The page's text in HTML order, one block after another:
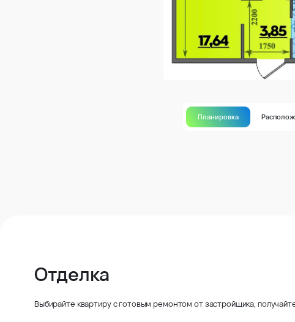
Планировка
Отделка
Выбирайте квартиру с готовым ремонтом от застройщика,